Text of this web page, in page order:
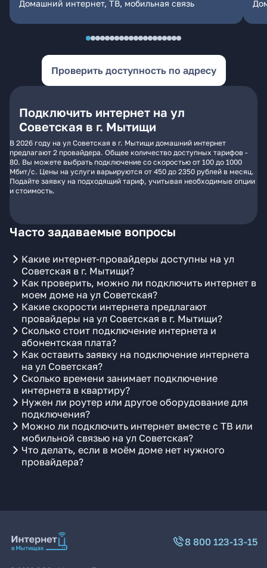
Домашний интернет, ТВ, мобильная связь
Проверить доступность по адресу
Подключить интернет на ул
Советская в г. Мытищи
В 2026 году на ул Советская в г. Мытищи домашний интернет
предлагают 2 провайдера. Общее количество доступных тарифов -
80. Вы можете выбрать подключение со скоростью от 100 до 1000
Мбит/с. Цены на услуги варьируются от 450 до 2350 рублей в месяц.
Подайте заявку на подходящий тариф, учитывая необходимые опции
и стоимость.
Часто задаваемые вопросы
Какие интернет-провайдеры доступны на ул
Советская в г. Мытищи?
Как проверить, можно ли подключить интернет в
моем доме на ул Советская?
Какие скорости интернета предлагают
провайдеры на ул Советская в г. Мытищи?
Сколько стоит подключение интернета и
абонентская плата?
Как оставить заявку на подключение интернета
на ул Советская?
Сколько времени занимает подключение
интернета в квартиру?
Нужен ли роутер или другое оборудование для
подключения?
Можно ли подключить интернет вместе с ТВ или
мобильной связью на ул Советская?
Что делать, если в моём доме нет нужного
провайдера?
8 800 123-13-15